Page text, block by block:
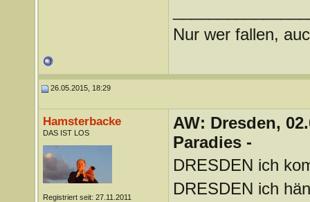
Nur wer fallen,
26.05.2015, 18:29
Hamsterbacke
DAS IST LOS
Registriert seit: 27.11.2011
AW: Dresden,
Paradies -
DRESDEN ich
DRESDEN ich